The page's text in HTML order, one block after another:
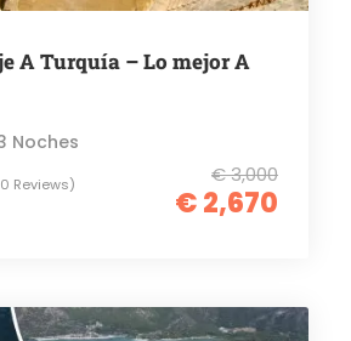
A Turquía – Lo mejor A
€ 3,000
€ 2,670
Noches
Reviews)